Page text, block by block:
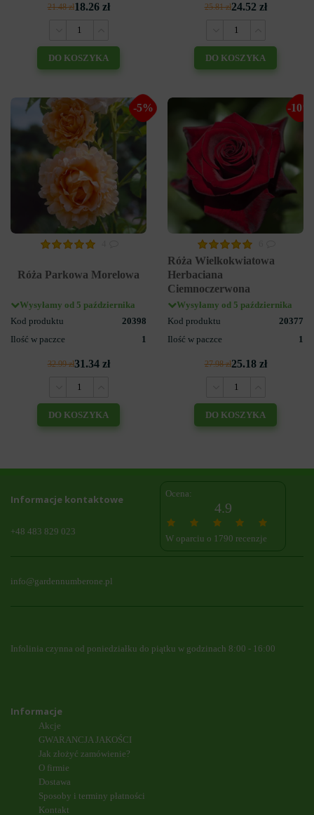
21.48 zł18.26 zł
DO KOSZYKA
25.81 zł24.52 zł
DO KOSZYKA
-5%
Róża Parkowa Morelowa
Wysyłamy od 5 października
Kod produktu
20398
Ilość w paczce
1
32.99 zł31.34 zł
DO KOSZYKA
-10%
Róża Wielkokwiatowa
Herbaciana
Ciemnoczerwona
Wysyłamy od 5 października
Kod produktu
20377
Ilość w paczce
1
27.98 zł25.18 zł
DO KOSZYKA
Informacje kontaktowe
+48 483 829 023
Ocena:
4.9
W oparciu o 1790 recenzje
info@gardennumberone.pl
Infolinia czynna od poniedziałku do piątku w godzinach 8:00 - 16:00
Informacje
Akcje
GWARANCJA JAKOŚCI
Jak złożyć zamówienie?
O firmie
Dostawa
Sposoby i terminy płatności
Kontakt